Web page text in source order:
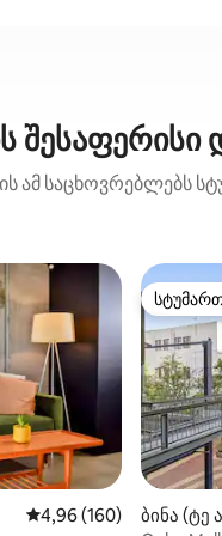
ამ საცხოვრებლებს
ვარიანტი
საშუალო შეფასებაა
4,96 (160)
ბინა (ტე